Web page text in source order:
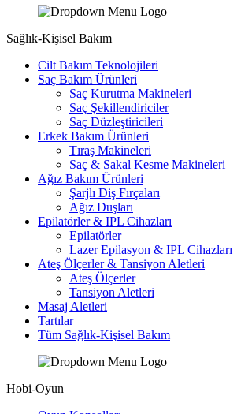
Sağlık-Kişisel Bakım
Cilt Bakım Teknolojileri
Saç Bakım Ürünleri
Saç Kurutma Makineleri
Saç Şekillendiriciler
Saç Düzleştiricileri
Erkek Bakım Ürünleri
Tıraş Makineleri
Saç & Sakal Kesme Makineleri
Ağız Bakım Ürünleri
Şarjlı Diş Fırçaları
Ağız Duşları
Epilatörler & IPL Cihazları
Epilatörler
Lazer Epilasyon & IPL Cihazları
Ateş Ölçerler & Tansiyon Aletleri
Ateş Ölçerler
Tansiyon Aletleri
Masaj Aletleri
Tartılar
Tüm Sağlık-Kişisel Bakım
Hobi-Oyun